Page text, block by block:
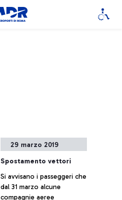
29 marzo 2019
Spostamento vettori
Si avvisano i passeggeri che
dal 31 marzo alcune
compagnie aeree